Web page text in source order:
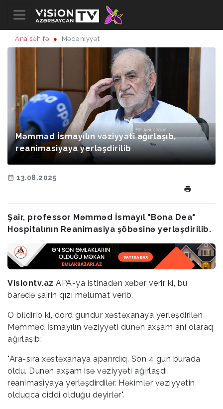
Ana səhifə Mədəniyyət
Məmməd İsmayılın vəziyyəti ağırlaşıb,
reanimasiyaya yerləşdirilib
13.08.2025
Şair, professor Məmməd İsmayıl "Bona Dea"
Hospitalının Reanimasiya şöbəsinə yerləşdirilib.
Visiontv.az APA-ya istinadən xəbər verir ki, bu
barədə şairin qızı məlumat verib.
O bildirib ki, dörd gündür xəstəxanaya yerləşdirilən
Məmməd İsmayılın vəziyyəti dünən axşam ani olaraq
ağırlaşıb:
"Ara-sıra xəstəxanaya aparırdıq. Son 4 gün burada
oldu. Dünən axşam isə vəziyyəti ağırlaşdı,
reanimasiyaya yerləşdirdilər. Həkimlər vəziyyətin
olduqca ciddi olduğu deyirlər".